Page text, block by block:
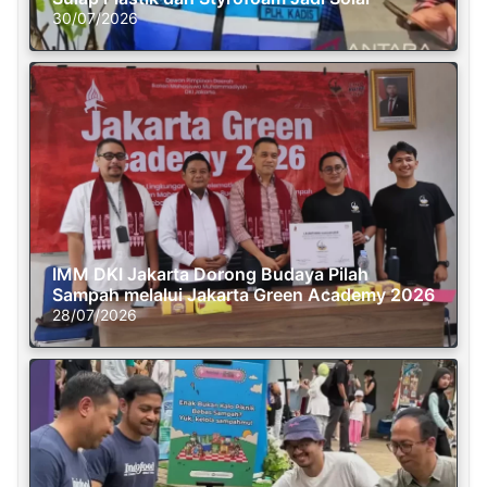
30/07/2026
IMM DKI Jakarta Dorong Budaya Pilah
Sampah melalui Jakarta Green Academy 2026
28/07/2026